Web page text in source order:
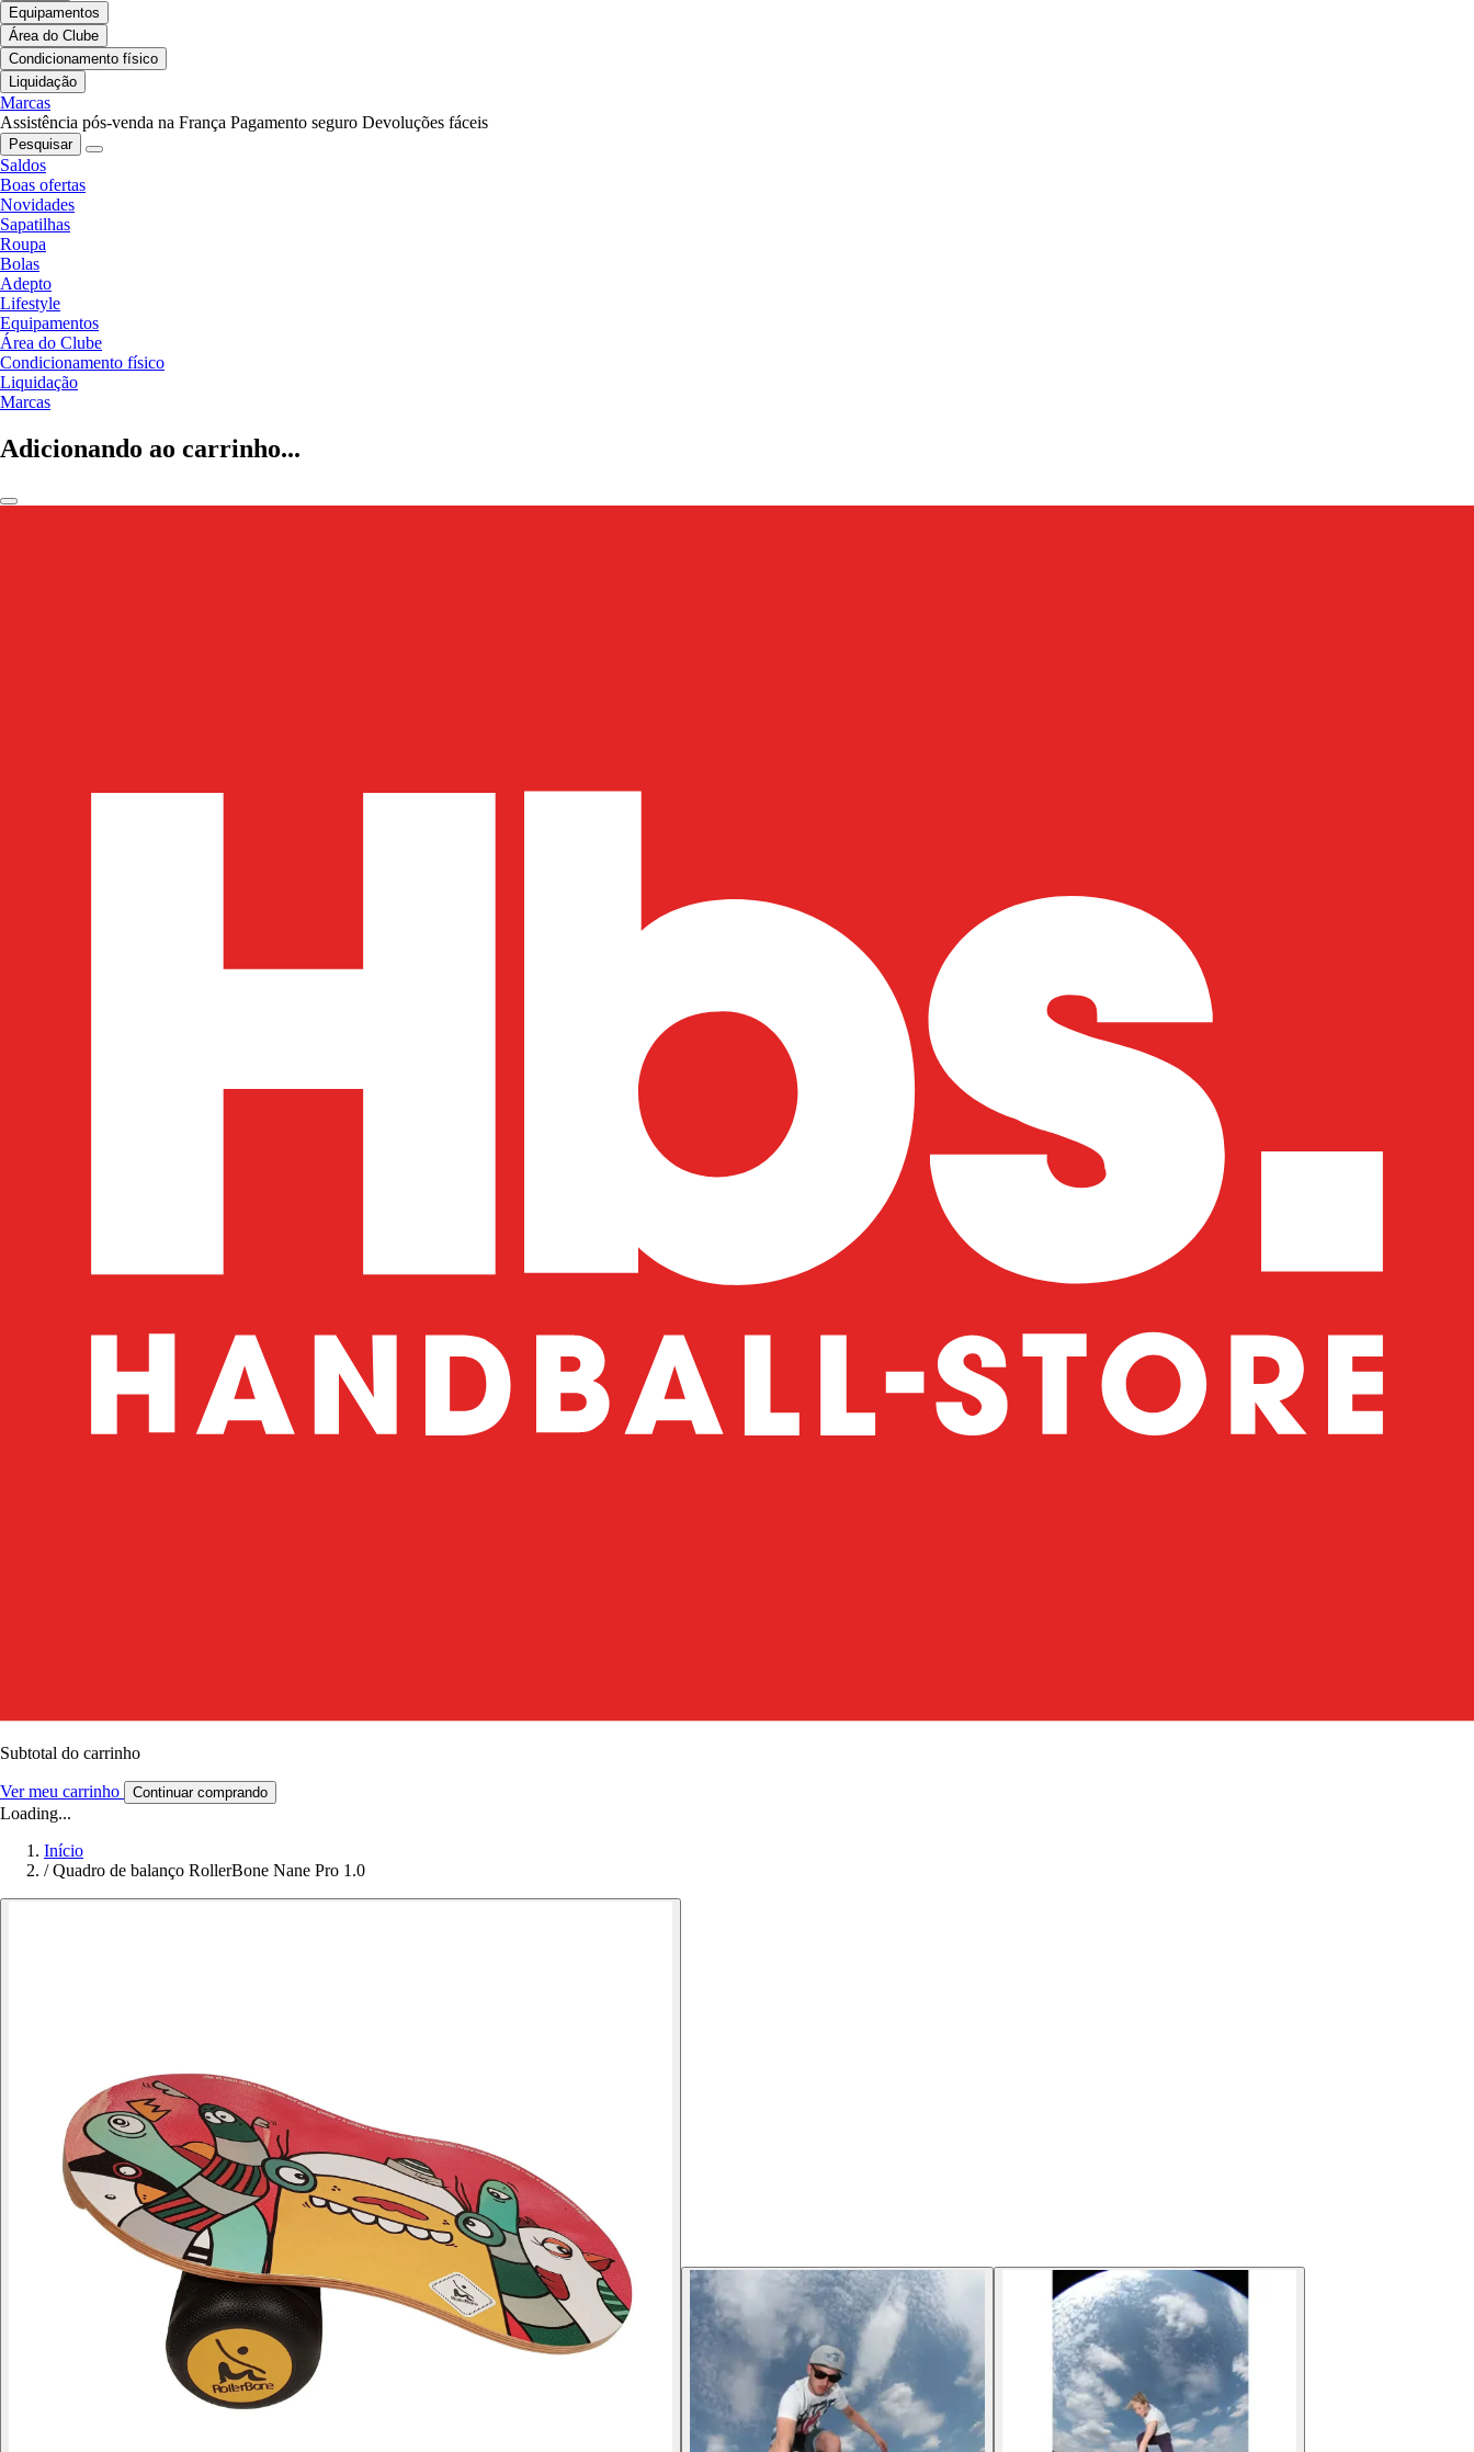
Equipamentos
Área do Clube
Condicionamento físico
Liquidação
Marcas
Assistência pós-venda na França Pagamento seguro Devoluções fáceis
Pesquisar
Saldos
Boas ofertas
Novidades
Sapatilhas
Roupa
Bolas
Adepto
Lifestyle
Equipamentos
Área do Clube
Condicionamento físico
Liquidação
Marcas
Adicionando ao carrinho...
Subtotal do carrinho
Ver meu carrinho Continuar comprando
Loading...
Início
/ Quadro de balanço RollerBone Nane Pro 1.0